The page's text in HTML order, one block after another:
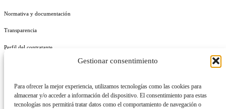
Gestionar consentimiento
Para ofrecer la mejor experiencia, utilizamos tecnologías como las cookies para
almacenar y/o acceder a información del dispositivo. El consentimiento para estas
tecnologías nos permitirá tratar datos como el comportamiento de navegación o
Normativa y documentación
Transparencia
Perfil del contratante